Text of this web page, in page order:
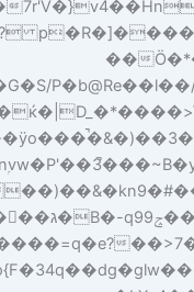
�,&�L�)d��0�F�k��e��q'e�Q����di9U�m��E;X,nz.